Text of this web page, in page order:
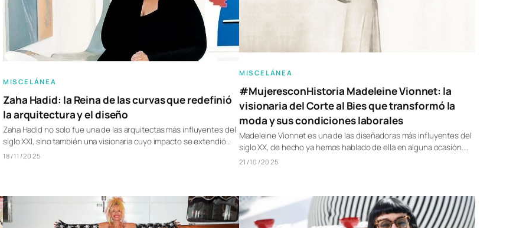
MISCELÁNEA
Zaha Hadid: la Reina de las curvas que redefinió
la arquitectura y el diseño
Zaha Hadid no solo fue una de las arquitectas más influyentes del
siglo XXI, sino también una visionaria cuyo impacto se extendió…
18/11/2025
MISCELÁNEA
#MujeresconHistoria Madeleine Vionnet: la
visionaria del Corte al Bies que transformó la
moda y sus condiciones laborales
Madeleine Vionnet es una de las diseñadoras más influyentes del
siglo XX, de hecho ya hemos hablado de ella en alguna ocasión.…
21/10/2025